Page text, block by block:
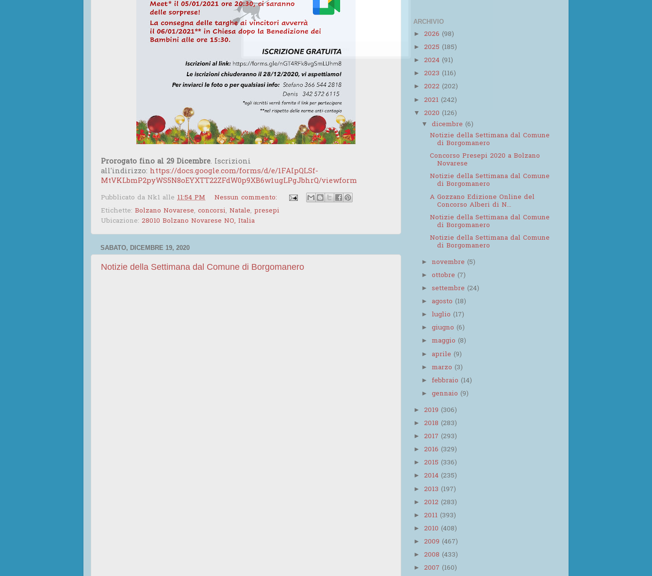
Prorogato fino al 29 Dicembre. Iscrizioni
all'indirizzo: https://docs.google.com/forms/d/e/1FAIpQLSf-
MtVKLbmP2pyWS5N8oEYXTT22ZFdW0p9XB6w1ugLPgJbhrQ/viewform
Pubblicato da Nk1 alle 11:54 PM
Nessun commento:
Etichette: Bolzano Novarese, concorsi, Natale, presepi
Ubicazione: 28010 Bolzano Novarese NO, Italia
SABATO, DICEMBRE 19, 2020
Notizie della Settimana dal Comune di Borgomanero
Powered byHelplogger
ARCHIVIO
► 2026 (98)
► 2025 (185)
► 2024 (91)
► 2023 (116)
► 2022 (202)
► 2021 (242)
▼ 2020 (126)
▼dicembre(6)
Notizie della Settimana dal Comune
di Borgomanero
Concorso Presepi 2020 a Bolzano
Novarese
Notizie della Settimana dal Comune
di Borgomanero
A Gozzano Edizione Online del
Concorso Alberi di N...
Notizie della Settimana dal Comune
di Borgomanero
Notizie della Settimana dal Comune
di Borgomanero
►novembre(5)
►ottobre(7)
►settembre(24)
► agosto(18)
►luglio(17)
►giugno(6)
►maggio(8)
► aprile(9)
►marzo(3)
►febbraio(14)
►gennaio(9)
► 2019 (306)
► 2018 (283)
► 2017 (293)
► 2016 (329)
► 2015 (336)
► 2014 (235)
► 2013 (197)
► 2012 (283)
► 2011 (393)
► 2010 (408)
► 2009 (467)
► 2008 (433)
► 2007 (160)